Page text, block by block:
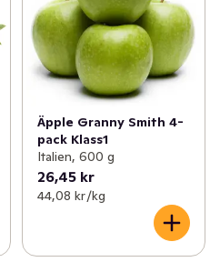
Äpple Granny Smith 4-
pack Klass1
Italien, 600 g
26,45 kr
44,08 kr /kg